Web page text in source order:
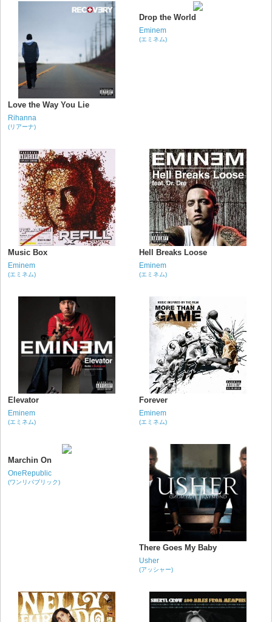
Love the Way You Lie
Rihanna
(リアーナ)
Drop the World
Eminem
(エミネム)
Music Box
Eminem
(エミネム)
Hell Breaks Loose
Eminem
(エミネム)
Elevator
Eminem
(エミネム)
Forever
Eminem
(エミネム)
Marchin On
OneRepublic
(ワンリパブリック)
There Goes My Baby
Usher
(アッシャー)